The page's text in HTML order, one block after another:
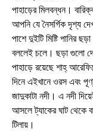
পাহাড়ের মিলবন্ধন।
আপনি যে নৈসর্গিক দৃশ্য
পাশে দুইটি মিষ্টি পানির
বললেই চলে। ছড়া গুলো
পাহাড়ে রয়েছে শাহ্
দিনে এইখানে ওরস এবং
জাদুকাটা নদী। এ নদী
আসলে ট্যাকের ঘাট থেকে
টিলায়।